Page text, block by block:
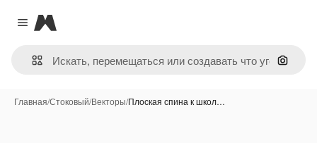
Close menu
Magnific
Поиск
Главная/Стоковый/Векторы/Плоская спина к школ…